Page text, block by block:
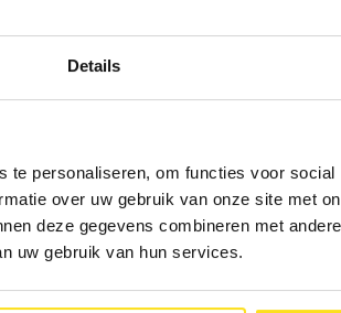
Details
te personaliseren, om functies voor
over uw gebruik van onze site met
deze gegevens combineren met
uw gebruik van hun services.
OOK
DIE ONDER DE
HIERVOOR
50.000KG?